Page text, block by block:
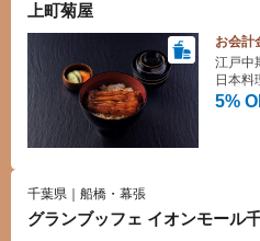
上町菊屋
お会計
5%
江戸中
日本料
産鰻と
千葉県｜船橋・幕張
グランブッフェ イオンモール